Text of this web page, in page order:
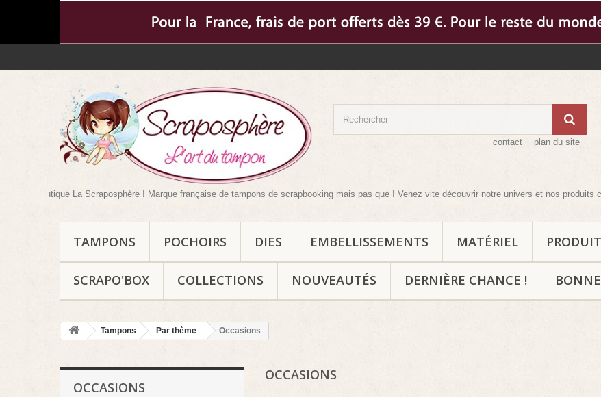
contact plan du site
La Scraposphère ! Marque française de tampons de scrapbooking mais pas que ! Venez vite découvrir notre univers et nos produits
TAMPONS POCHOIRS DIES EMBELLISSEMENTS MATÉRIEL
SCRAPO'BOX COLLECTIONS NOUVEAUTÉS DERNIÈRE CHANCE !
Tampons Par thème Occasions
OCCASIONS
OCCASIONS